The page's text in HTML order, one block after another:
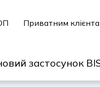
Приватним
застосунок